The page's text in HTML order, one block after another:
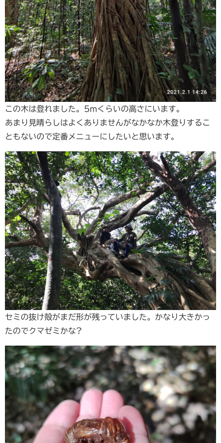
この木は登れました。5mくらいの高さにいます。
あまり見晴らしはよくありませんがなかなか木登りするこ
ともないので定番メニューにしたいと思います。
セミの抜け殻がまだ形が残っていました。かなり大きかっ
たのでクマゼミかな?